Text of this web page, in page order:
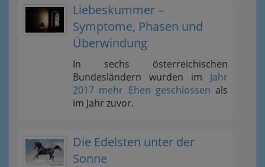
Liebeskummer –
Symptome, Phasen und
Überwindung
In sechs österreichischen
Bundesländern wurden im Jahr
2017 mehr Ehen geschlossen als
im Jahr zuvor.
Die Edelsten unter der
Sonne